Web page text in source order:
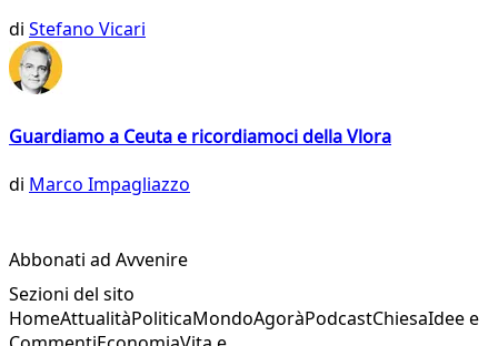
di Stefano Vicari
Guardiamo a Ceuta e ricordiamoci della Vlora
di Marco Impagliazzo
Abbonati ad Avvenire
Sezioni del sito
HomeAttualitàPoliticaMondoAgoràPodcastChiesaIdee e